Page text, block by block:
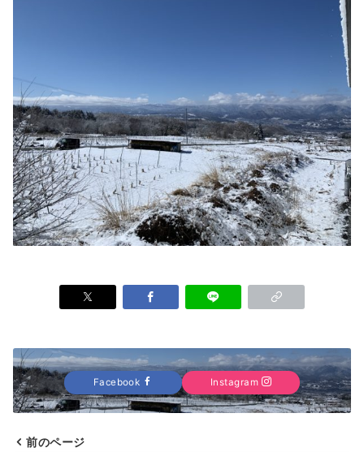
Facebook Instagram
前のページ